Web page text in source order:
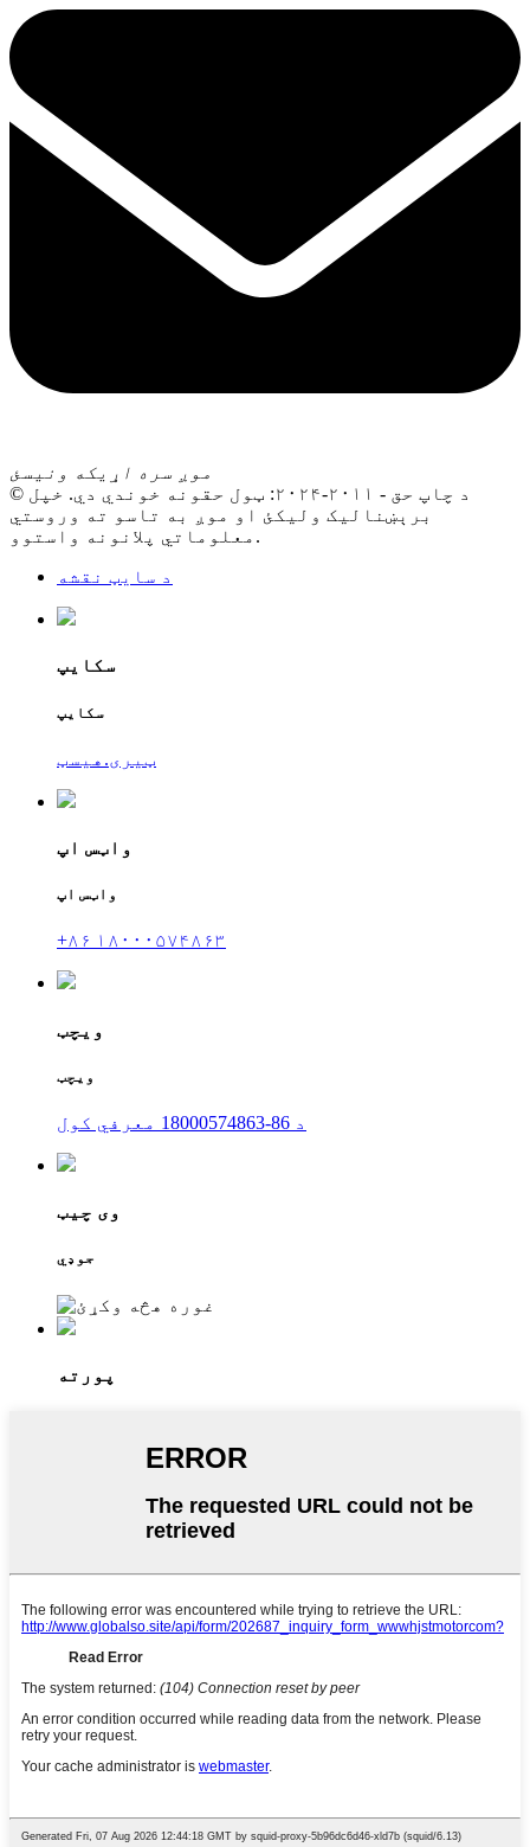
موږ سره اړیکه ونیسئ
© د چاپ حق - ۲۰۱۱-۲۰۲۴: ټول حقونه خوندي دي. خپل
برېښنالیک ولیکئ او موږ به تاسو ته وروستي
معلوماتي پلانونه واستوو.
د سایټ نقشه
سکایپ
سکایپ
ټیری.هیسټ
واټس اپ
واټس اپ
+۸۶ ۱۸۰۰۰۵۷۴۸۶۳
ویچټ
ویچټ
د 86-18000574863 معرفي کول
وی چیټ
جوډي
پورته